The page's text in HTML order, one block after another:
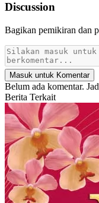
Discussion
Bagikan pemikiran dan
Masuk untuk Komentar
Belum ada komentar.
Berita Terkait